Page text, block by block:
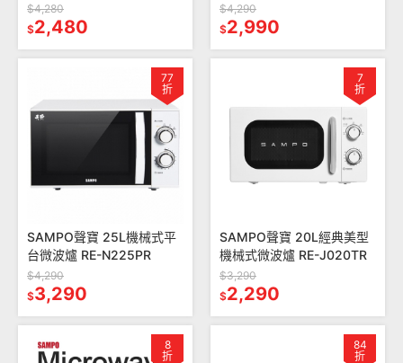
$4,280
$2,480
$4,290
$2,990
77
折
SAMPO聲寶 25L機械式平
台微波爐 RE-N225PR
$4,290
$3,290
7
折
SAMPO聲寶 20L經典美型
機械式微波爐 RE-J020TR
$3,290
$2,290
8
折
84
折